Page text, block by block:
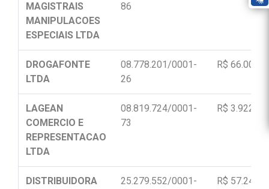
MAGISTRAIS
MANIPULACOES
ESPECIAIS LTDA
86
DROGAFONTE
LTDA
08.778.201/0001-
26
R$
LAGEAN
COMERCIO E
REPRESENTACAO
LTDA
08.819.724/0001-
73
R$
DISTRIBUIDORA
25.279.552/0001-
R$